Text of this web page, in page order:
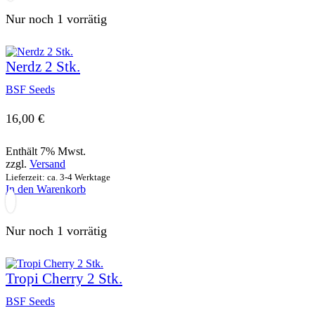
Nur noch 1 vorrätig
Nerdz 2 Stk.
BSF Seeds
16,00 €
Enthält 7% Mwst.
zzgl. Versand
Lieferzeit: ca. 3-4 Werktage
In den Warenkorb
Nur noch 1 vorrätig
Tropi Cherry 2 Stk.
BSF Seeds